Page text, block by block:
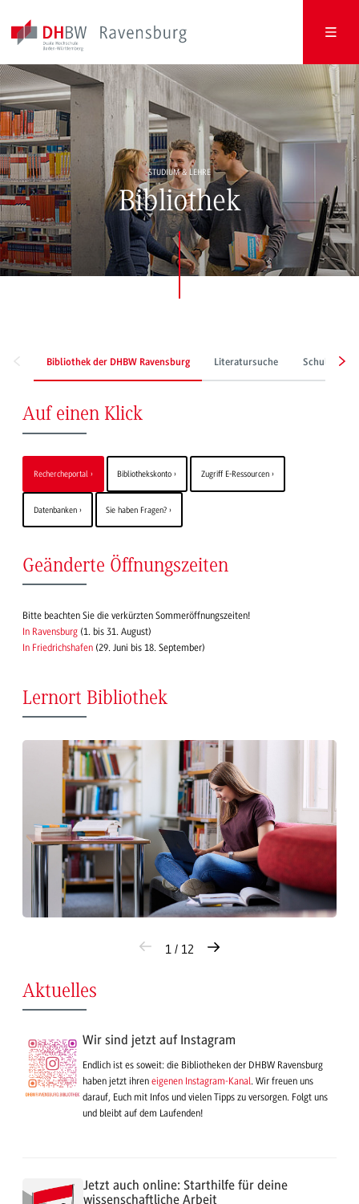
STUDIUM & LEHRE
Bibliothek
Bibliothek der DHBW Ravensburg Literatursuche Schulungen
Auf einen Klick
Rechercheportal Bibliothekskonto Zugriff E-Ressourcen
Datenbanken Sie haben Fragen?
Geänderte Öffnungszeiten
Bitte beachten Sie die verkürzten Sommeröffnungszeiten!
In Ravensburg (1. bis 31. August)
In Friedrichshafen (29. Juni bis 18. September)
Lernort Bibliothek
1 / 12
Aktuelles
Wir sind jetzt auf Instagram
Endlich ist es soweit: die Bibliotheken der DHBW Ravensburg
haben jetzt ihreneigenen Instagram-Kanal. Wir freuen uns
darauf, Euch mit Infos und vielen Tipps zu versorgen. Folgt uns
und bleibt auf dem Laufenden!
Jetzt auch online: Starthilfe für deine
wissenschaftliche Arbeit